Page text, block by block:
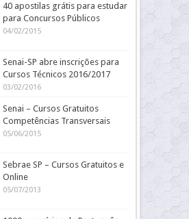
40 apostilas grátis para estudar
para Concursos Públicos
04/02/2015
Senai-SP abre inscrições para
Cursos Técnicos 2016/2017
03/02/2016
Senai – Cursos Gratuitos
Competências Transversais
05/06/2015
Sebrae SP – Cursos Gratuitos e
Online
05/07/2013